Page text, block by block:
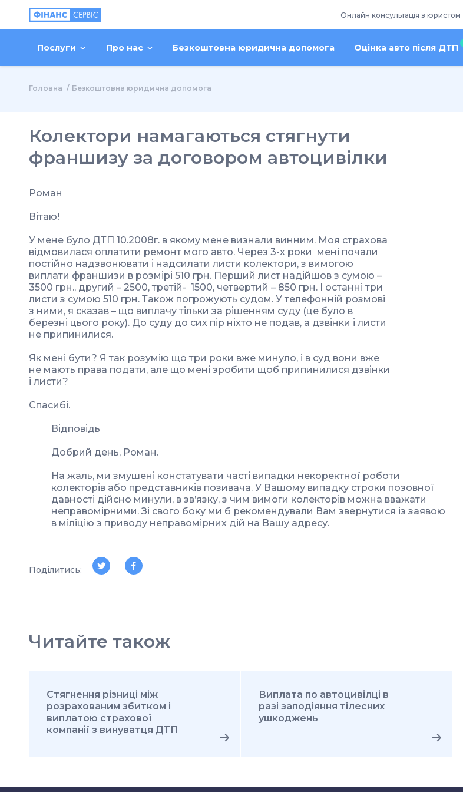
Онлайн консультація з юристом
Послуги Про нас Безкоштовна юридична допомога Оцінка авто після ДТП
Головна Безкоштовна юридична допомога
Колектори намагаються стягнути
франшизу за договором автоцивілки
Роман
Вітаю!
У мене було ДТП 10.2008г. в якому мене визнали винним. Моя страхова
відмовилася оплатити ремонт мого авто. Через 3-х роки мені почали
постійно надзвонювати і надсилати листи колектори, з вимогою
виплати франшизи в розмірі 510 грн. Перший лист надійшов з сумою –
3500 грн., другий – 2500, третій- 1500, четвертий – 850 грн. І останні три
листи з сумою 510 грн. Також погрожують судом. У телефонній розмові
з ними, я сказав – що виплачу тільки за рішенням суду (це було в
березні цього року). До суду до сих пір ніхто не подав, а дзвінки і листи
не припинилися.
Як мені бути? Я так розумію що три роки вже минуло, і в суд вони вже
не мають права подати, але що мені зробити щоб припинилися дзвінки
і листи?
Спасибі.
Відповідь
Добрий день, Роман.
На жаль, ми змушені констатувати часті випадки некоректної роботи
колекторів або представників позивача. У Вашому випадку строки позовної
давності дійсно минули, в зв’язку, з чим вимоги колекторів можна вважати
неправомірними. Зі свого боку ми б рекомендували Вам звернутися із заявою
в міліцію з приводу неправомірних дій на Вашу адресу.
Поділитись:
Читайте також
Стягнення різниці між
розрахованим збитком і
виплатою страхової
компанії з винуватця ДТП
Виплата по автоцивілці в
разі заподіяння тілесних
ушкоджень